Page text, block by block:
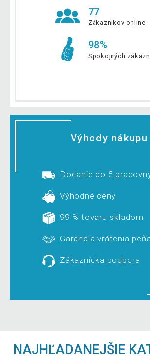
77
Zákazníkov online
98%
Spokojných
Výhody nákupu
Dodanie do 5
Výhodné ceny
99 % tovaru skladom
Garancia vrátenia
Zákaznícka podpora
NAJHĽADANEJŠIE